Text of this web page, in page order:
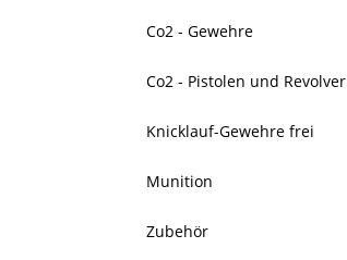
Co2 - Gewehre
Co2 - Pistolen und Revolver
Knicklauf-Gewehre frei
Munition
Zubehör